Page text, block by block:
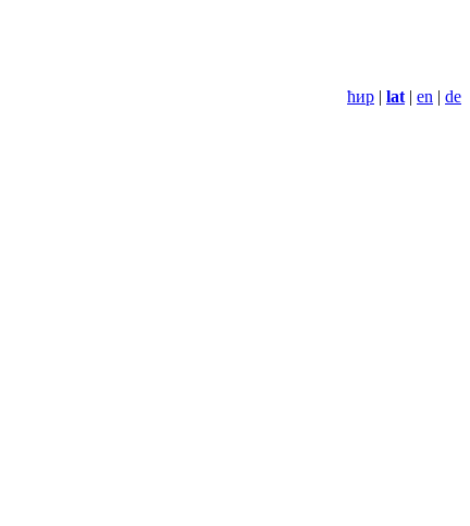
ћир | lat | en | de